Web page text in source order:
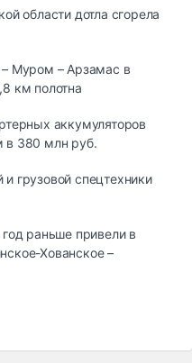
области дотла сгорела
Муром – Арзамас в
км полотна
аккумуляторов
в 380 млн руб.
грузовой спецтехники
раньше привели в
Хованское –